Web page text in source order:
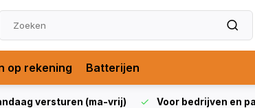
op rekening Batterijen
versturen (ma-vrij) Voor bedrijven en